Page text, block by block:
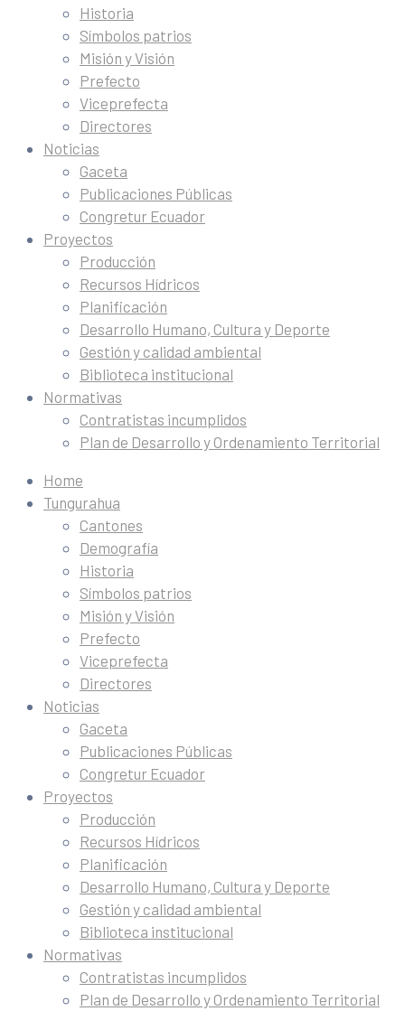
Historia
Símbolos patrios
Misión y Visión
Prefecto
Viceprefecta
Directores
Noticias
Gaceta
Publicaciones Públicas
Congretur Ecuador
Proyectos
Producción
Recursos Hídricos
Planificación
Desarrollo Humano, Cultura y Deporte
Gestión y calidad ambiental
Biblioteca institucional
Normativas
Contratistas incumplidos
Plan de Desarrollo y Ordenamiento Territorial
Home
Tungurahua
Cantones
Demografía
Historia
Símbolos patrios
Misión y Visión
Prefecto
Viceprefecta
Directores
Noticias
Gaceta
Publicaciones Públicas
Congretur Ecuador
Proyectos
Producción
Recursos Hídricos
Planificación
Desarrollo Humano, Cultura y Deporte
Gestión y calidad ambiental
Biblioteca institucional
Normativas
Contratistas incumplidos
Plan de Desarrollo y Ordenamiento Territorial